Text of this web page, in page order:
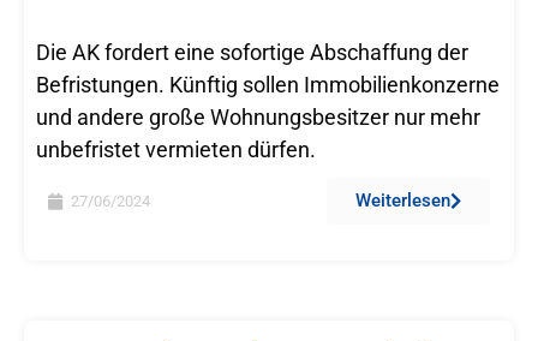
Die AK fordert eine sofortige Abschaffung der
Befristungen. Künftig sollen Immobilienkonzerne
und andere große Wohnungsbesitzer nur mehr
unbefristet vermieten dürfen.
27/06/2024 Weiterlesen